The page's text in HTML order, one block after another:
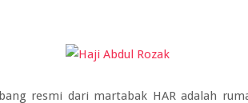
resmi dari martabak HAR adalah